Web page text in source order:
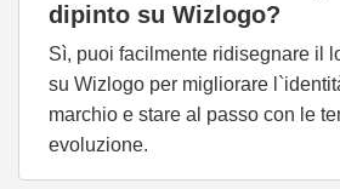
dipinto su Wizlogo?
Sì, puoi facilmente ridisegnare il
su Wizlogo per migliorare
marchio e stare al passo con le
evoluzione.